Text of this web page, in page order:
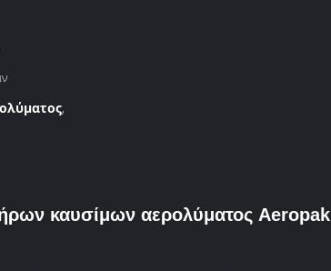
,
καυσίμων αερολύματος Aeropak